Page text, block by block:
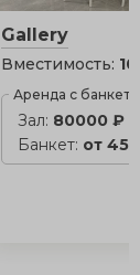
Gallery
Вместимость:
Аренда с
Зал: 80000 ₽
Банкет: от